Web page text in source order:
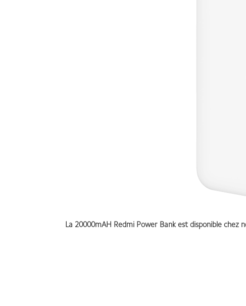
La 20000mAH Redmi Power Bank est disponible chez